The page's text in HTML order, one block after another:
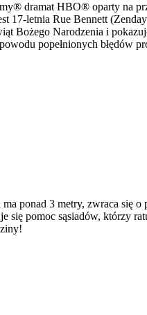
dramat HBO® oparty na
letnia Rue Bennett
Bożego Narodzenia i
popełnionych błędów
ponad 3 metry, zwraca się
pomoc sąsiadów, którzy